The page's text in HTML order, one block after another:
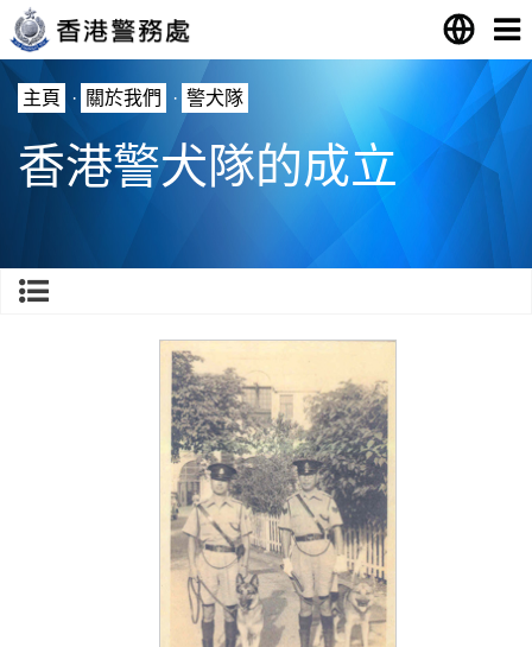
主頁 · 關於我們 · 警犬隊
香港警犬隊的成立